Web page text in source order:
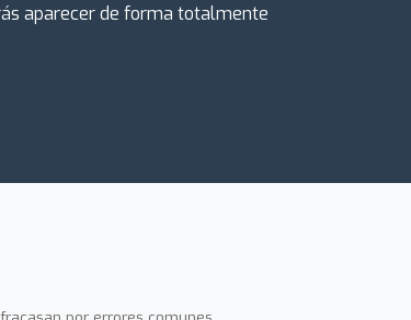
aparecer de forma totalmente